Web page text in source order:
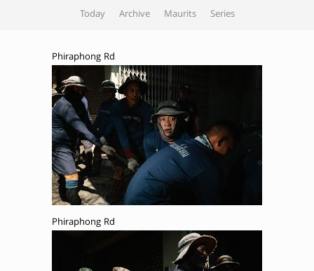
Today Archive Maurits Series
Phiraphong Rd
Phiraphong Rd